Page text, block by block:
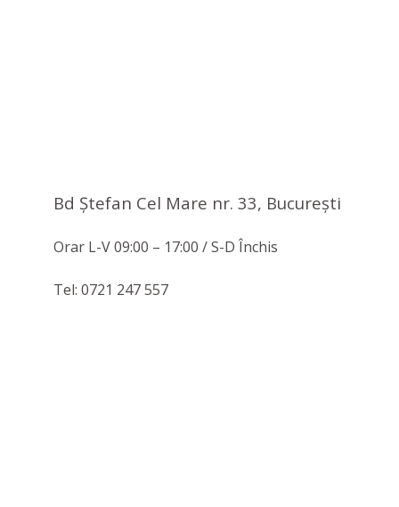
Bd Ștefan Cel Mare nr. 33, Bucureşti
Orar L-V 09:00 – 17:00 / S-D Închis
Tel: 0721 247 557